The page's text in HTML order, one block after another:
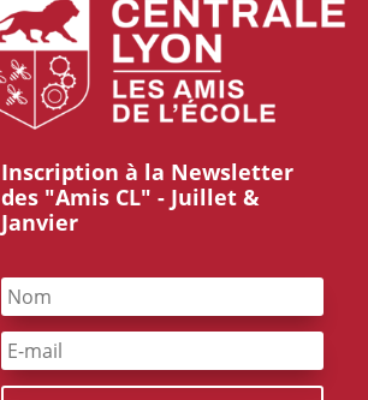
Inscription à la Newsletter
des "Amis CL" - Juillet &
Janvier